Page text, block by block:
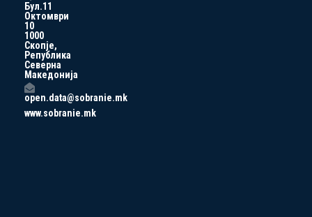
Бул.11
Октомври
10
1000
Скопје,
Република
Северна
Македонија
open.data@sobranie.mk
www.sobranie.mk